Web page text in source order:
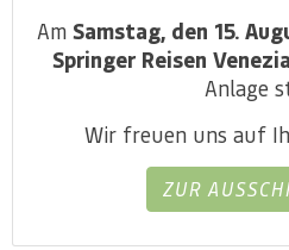
AmSamstag, den 15.
Springer Reisen
Anlage
Wir freuen uns auf
ZUR